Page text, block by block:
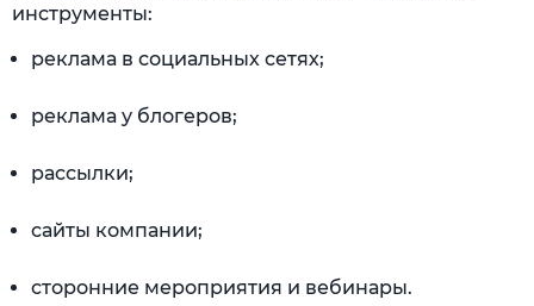
инструменты:
реклама в социальных сетях;
реклама у блогеров;
рассылки;
сайты компании;
сторонние мероприятия и вебинары.